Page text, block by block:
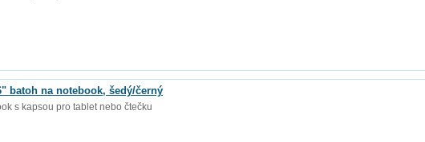
batoh na notebook, šedý/černý
s kapsou pro tablet nebo čtečku